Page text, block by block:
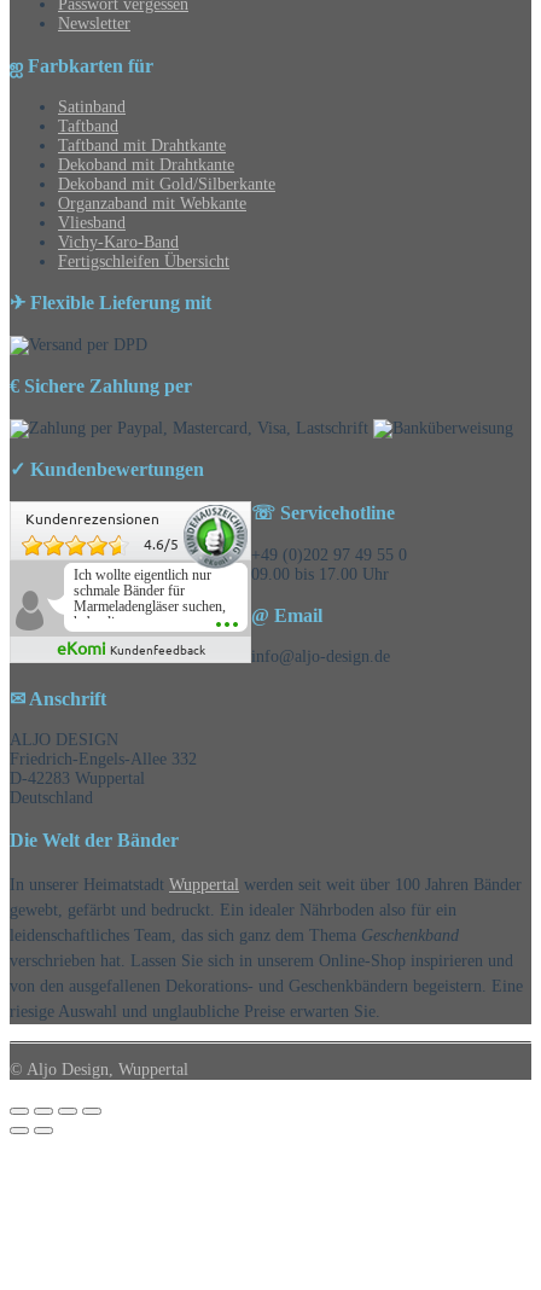
Passwort vergessen
Newsletter
ஐ Farbkarten für
Satinband
Taftband
Taftband mit Drahtkante
Dekoband mit Drahtkante
Dekoband mit Gold/Silberkante
Organzaband mit Webkante
Vliesband
Vichy-Karo-Band
Fertigschleifen Übersicht
✈ Flexible Lieferung mit
€ Sichere Zahlung per
✓ Kundenbewertungen
Kundenrezensionen
4.6/5
Ich wollte eigentlich nur
schmale Bänder für
Marmeladengläser suchen,
habe die
Überraschungsbänder
mitbestellt und war positiv
eKomi Kundenfeedback
☏ Servicehotline
+49 (0)202 97 49 55 0
09.00 bis 17.00 Uhr
@ Email
info@aljo-design.de
✉ Anschrift
ALJO DESIGN
Friedrich-Engels-Allee 332
D-42283 Wuppertal
Deutschland
Die Welt der Bänder
In unserer Heimatstadt Wuppertal werden seit weit über 100 Jahren Bänder
gewebt, gefärbt und bedruckt. Ein idealer Nährboden also für ein
leidenschaftliches Team, das sich ganz dem Thema Geschenkband
verschrieben hat. Lassen Sie sich in unserem Online-Shop inspirieren und
von den ausgefallenen Dekorations- und Geschenkbändern begeistern. Eine
riesige Auswahl und unglaubliche Preise erwarten Sie.
© Aljo Design, Wuppertal